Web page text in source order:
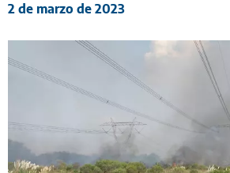
2 de marzo de 2023